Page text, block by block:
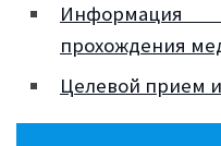
прохождения
Целевой прием